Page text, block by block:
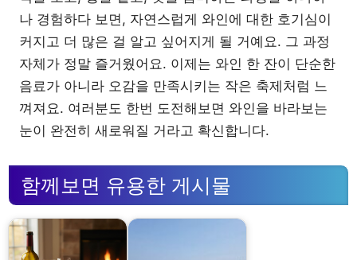
나 경험하다 보면, 자연스럽게 와인에 대한 호기심이
커지고 더 많은 걸 알고 싶어지게 될 거예요. 그 과정
자체가 정말 즐거웠어요. 이제는 와인 한 잔이 단순한
음료가 아니라 오감을 만족시키는 작은 축제처럼 느
껴져요. 여러분도 한번 도전해보면 와인을 바라보는
눈이 완전히 새로워질 거라고 확신합니다.
함께보면 유용한 게시물